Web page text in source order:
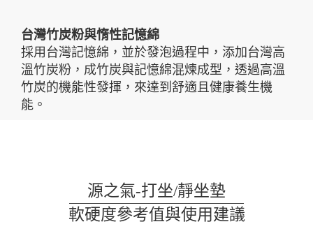
台灣竹炭粉與惰性記憶綿
採用台灣記憶綿，並於發泡過程中，添加台灣高
溫竹炭粉，成竹炭與記憶綿混煉成型，透過高溫
竹炭的機能性發揮，來達到舒適且健康養生機
能。
源之氣-打坐/靜坐墊
軟硬度參考值與使用建議